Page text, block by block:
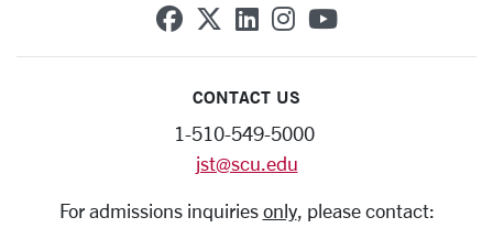
SCU on Facebook
SCU on X (formerly
SCU on Linkedin
SCU on
SCU on
CONTACT US
1-510-549-5000
jst@scu.edu
For admissions inquiries only, please contact: